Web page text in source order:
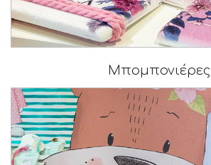
Μπομπονιέρες